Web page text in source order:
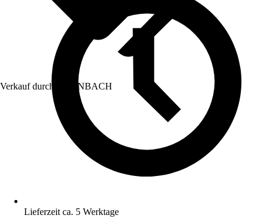
Verkauf durch: HORNBACH
Lieferzeit ca. 5 Werktage